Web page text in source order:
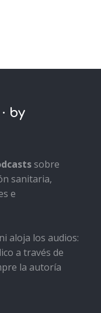
by
sobre
sanitaria,
e
aloja los audios:
a través de
la autoría